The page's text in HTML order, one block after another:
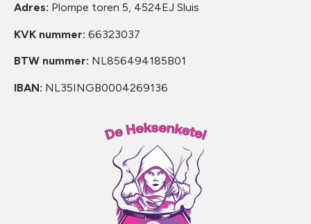
Adres: Plompe toren 5, 4524EJ Sluis
KVK nummer: 66323037
BTW nummer: NL856494185B01
IBAN: NL35INGB0004269136